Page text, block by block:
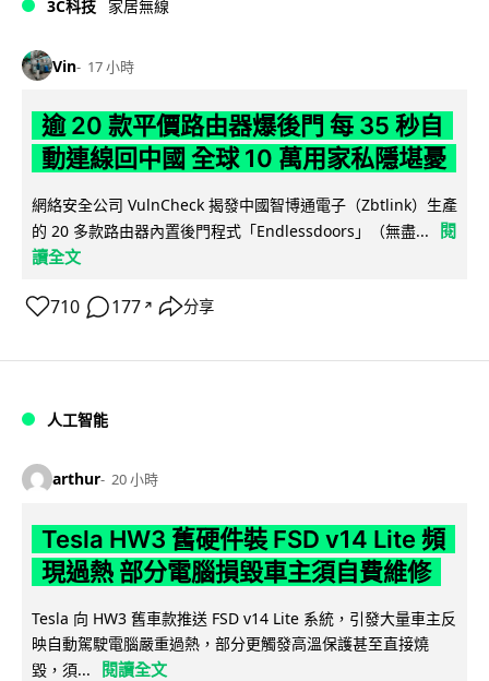
3C科技 家居無線
Vin 17 小時
逾 20 款平價路由器爆後門 每 35 秒自
動連線回中國 全球 10 萬用家私隱堪憂
網絡安全公司 VulnCheck 揭發中國智博通電子（Zbtlink）生產
的 20 多款路由器內置後門程式「Endlessdoors」（無盡...
閱
讀全文
710 177 ↗ 分享
人工智能
arthur 20 小時
Tesla HW3 舊硬件裝 FSD v14 Lite 頻
現過熱 部分電腦損毀車主須自費維修
Tesla 向 HW3 舊車款推送 FSD v14 Lite 系統，引發大量車主反
映自動駕駛電腦嚴重過熱，部分更觸發高溫保護甚至直接燒
毀，須...
閱讀全文